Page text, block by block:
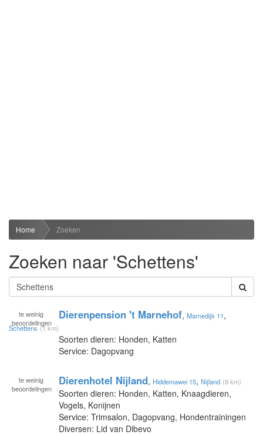
Home Zoeken
Zoeken naar 'Schettens'
te weinig
beoordelingen
Dierenpension 't Marnehof, Marnedijk 11,
Schettens (1 km)
Soorten dieren: Honden, Katten
Service: Dagopvang
te weinig
beoordelingen
Dierenhotel Nijland, Hiddemawei 15, Nijland (8 km)
Soorten dieren: Honden, Katten, Knaagdieren,
Vogels, Konijnen
Service: Trimsalon, Dagopvang, Hondentrainingen
Diversen: Lid van Dibevo